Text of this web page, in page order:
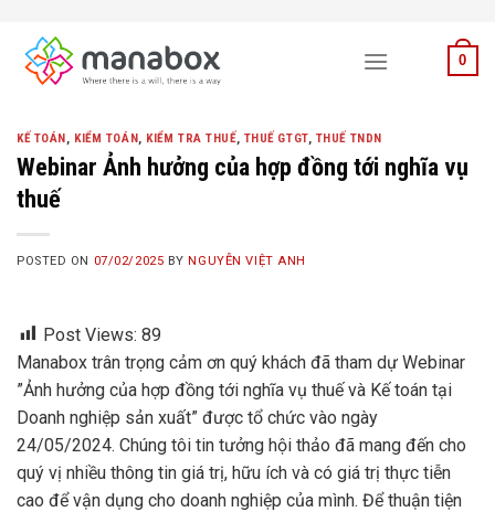
content
0
KẾ TOÁN, KIỂM TOÁN, KIỂM TRA THUẾ, THUẾ GTGT, THUẾ TNDN
Webinar Ảnh hưởng của hợp đồng tới nghĩa vụ
thuế
POSTED ON 07/02/2025 BYNGUYỄN VIỆT ANH
Post Views: 89
Manabox trân trọng cảm ơn quý khách đã tham dự Webinar
”Ảnh hưởng của hợp đồng tới nghĩa vụ thuế và Kế toán tại
Doanh nghiệp sản xuất” được tổ chức vào ngày
24/05/2024. Chúng tôi tin tưởng hội thảo đã mang đến cho
quý vị nhiều thông tin giá trị, hữu ích và có giá trị thực tiễn
cao để vận dụng cho doanh nghiệp của mình. Để thuận tiện